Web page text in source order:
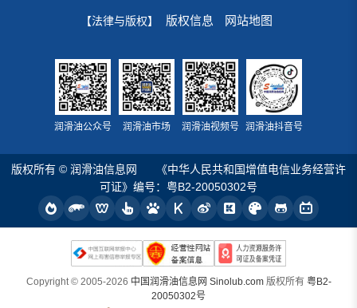
【法律与版权】 版权信息 网站地图
润滑油公众号 润滑油市场 润滑油视频号 润滑油抖音号
版权所有 © 润滑油信息网
《中华人民共和国增值电信业务经营许
可证》编号：粤B2-20050302号
Copyright © 2005-2026 中国润滑油信息网 Sinolub.com版权所有 粤B2-
20050302号